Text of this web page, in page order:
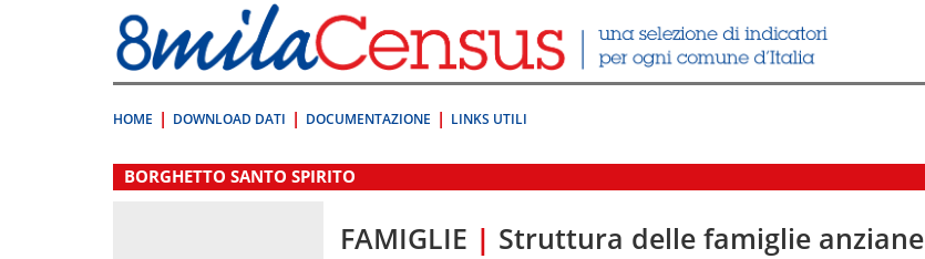
direttamente
a:
Contenuto
HOME DOWNLOAD DATI DOCUMENTAZIONE LINKS UTILI
.
BORGHETTO SANTO SPIRITO
FAMIGLIE | Struttura delle famiglie anziane